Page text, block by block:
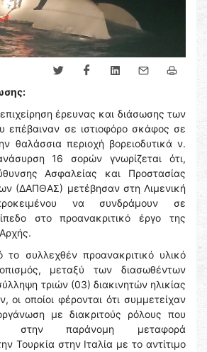
έρευνας και διάσωσης των
επέβαιναν σε ιστιοφόρο σκάφος σε
θαλάσσια περιοχή βορειοδυτικά ν.
16 σορών γνωρίζεται ότι,
Ασφαλείας και Προστασίας
(ΔΑΠΘΑΣ) μετέβησαν στη Λιμενική
να συνδράμουν σε
στο προανακριτικό έργο της
συλλεχθέν προανακριτικό υλικό
μεταξύ των διασωθέντων
τριών (03) διακινητών ηλικίας
οι οποίοι φέρονται ότι συμμετείχαν
με διακριτούς ρόλους που
στην παράνομη μεταφορά
Τουρκία στην Ιταλία με το αντίτιμο